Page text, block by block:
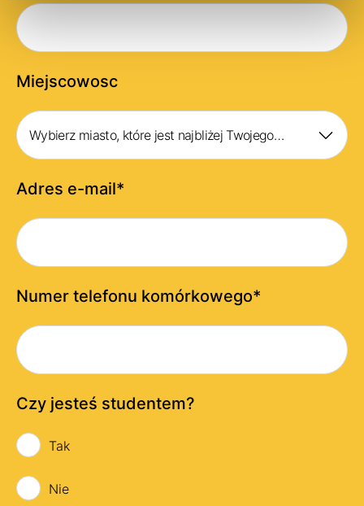
Miejscowosc
Wybierz miasto, które jest najbliżej Twojego
Adres e-mail*
Numer telefonu komórkowego*
Czy jesteś studentem?
Tak
Nie